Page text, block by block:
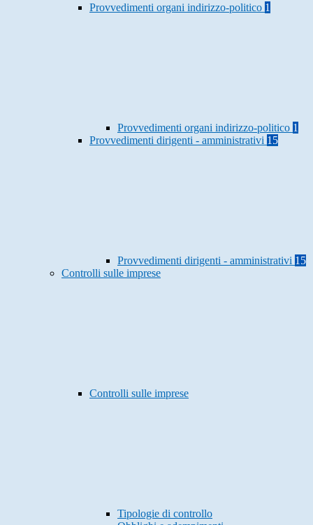
Provvedimenti organi indirizzo-politico 1
Provvedimenti organi indirizzo-politico 1
Provvedimenti dirigenti - amministrativi 15
Provvedimenti dirigenti - amministrativi 15
Controlli sulle imprese
Controlli sulle imprese
Tipologie di controllo